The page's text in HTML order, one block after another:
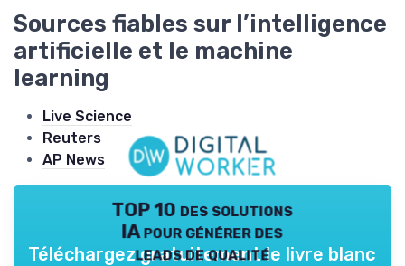
Sources fiables sur l’intelligence
artificielle et le machine
learning
Live Science
Reuters
AP News
TOP 10 des solutions
IA pour générer des
leads de qualité
Téléchargez gratuitement le livre blanc